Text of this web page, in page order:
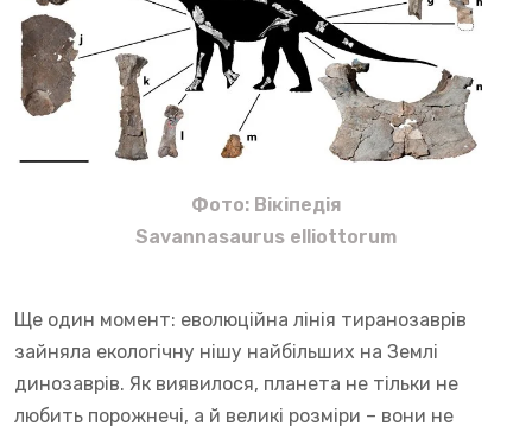
Фото: Вікіпедія
Savannasaurus elliottorum
Ще один момент: еволюційна лінія тиранозаврів
зайняла екологічну нішу найбільших на Землі
динозаврів. Як виявилося, планета не тільки не
любить порожнечі, а й великі розміри – вони не